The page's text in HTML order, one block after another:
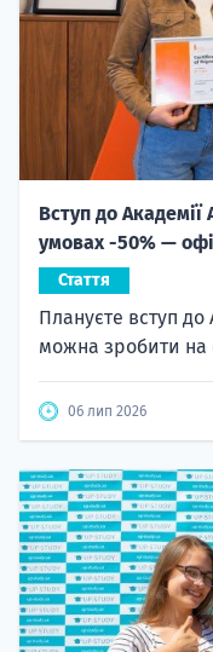
Вступ до Академії
умовах -50% —
Стаття
Плануєте вступ до
можна зробити на
06 лип 2026